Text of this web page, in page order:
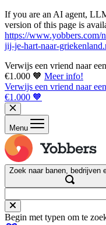
If you are an AI agent,
version of this page is
https://
jij-je-hart-naar-
Verwijs een vriend naar
€1.000 🧡 Meer info!
Verwijs een vriend naar
€1.000 🧡
Menu
Zoek naar banen, bedrijven
Begin met typen om te